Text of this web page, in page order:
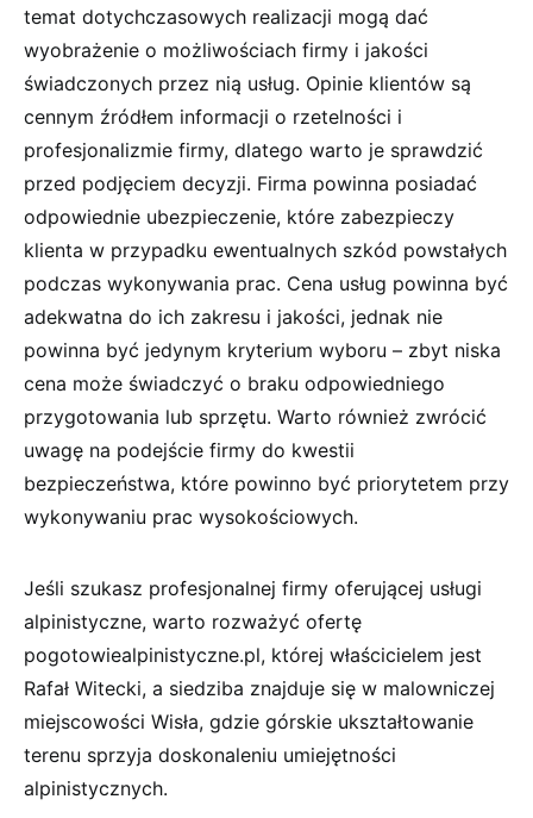
temat dotychczasowych realizacji mogą dać
wyobrażenie o możliwościach firmy i jakości
świadczonych przez nią usług. Opinie klientów są
cennym źródłem informacji o rzetelności i
profesjonalizmie firmy, dlatego warto je sprawdzić
przed podjęciem decyzji. Firma powinna posiadać
odpowiednie ubezpieczenie, które zabezpieczy
klienta w przypadku ewentualnych szkód powstałych
podczas wykonywania prac. Cena usług powinna być
adekwatna do ich zakresu i jakości, jednak nie
powinna być jedynym kryterium wyboru – zbyt niska
cena może świadczyć o braku odpowiedniego
przygotowania lub sprzętu. Warto również zwrócić
uwagę na podejście firmy do kwestii
bezpieczeństwa, które powinno być priorytetem przy
wykonywaniu prac wysokościowych.
Jeśli szukasz profesjonalnej firmy oferującej usługi
alpinistyczne, warto rozważyć ofertę
pogotowiealpinistyczne.pl, której właścicielem jest
Rafał Witecki, a siedziba znajduje się w malowniczej
miejscowości Wisła, gdzie górskie ukształtowanie
terenu sprzyja doskonaleniu umiejętności
alpinistycznych.